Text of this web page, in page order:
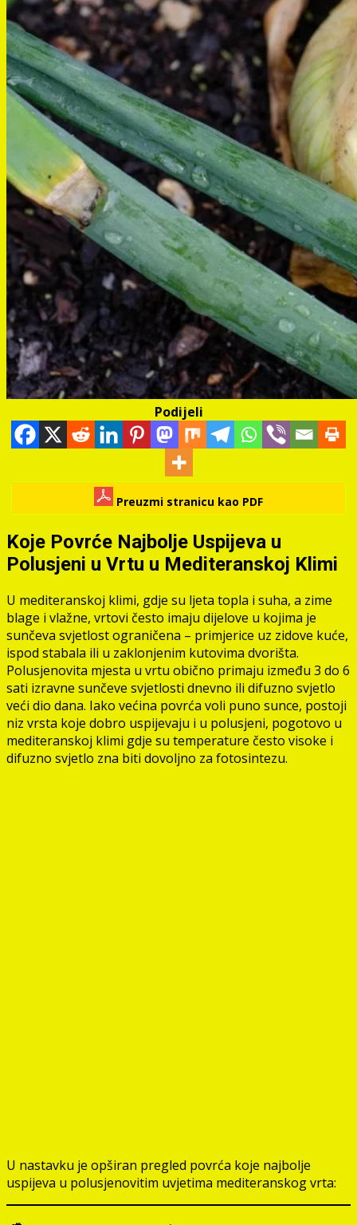
Podijeli
Preuzmi stranicu kao PDF
Koje Povrće Najbolje Uspijeva u
Polusjeni u Vrtu u Mediteranskoj Klimi
U mediteranskoj klimi, gdje su ljeta topla i suha, a zime
blage i vlažne, vrtovi često imaju dijelove u kojima je
sunčeva svjetlost ograničena – primjerice uz zidove kuće,
ispod stabala ili u zaklonjenim kutovima dvorišta.
Polusjenovita mjesta u vrtu obično primaju između 3 do 6
sati izravne sunčeve svjetlosti dnevno ili difuzno svjetlo
veći dio dana. Iako većina povrća voli puno sunce, postoji
niz vrsta koje dobro uspijevaju i u polusjeni, pogotovo u
mediteranskoj klimi gdje su temperature često visoke i
difuzno svjetlo zna biti dovoljno za fotosintezu.
U nastavku je opširan pregled povrća koje najbolje
uspijeva u polusjenovitim uvjetima mediteranskog vrta: